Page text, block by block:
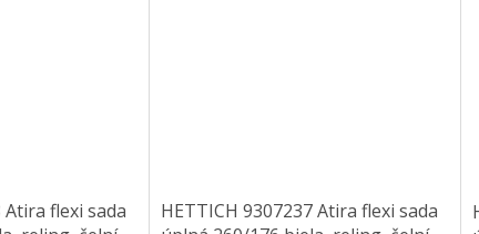
Atira flexi sada
HETTICH 9307237 Atira flexi sada